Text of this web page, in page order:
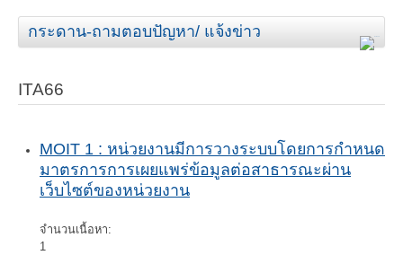
กระดาน-ถามตอบปัญหา/ แจ้งข่าว
ITA66
MOIT 1 : หน่วยงานมีการวางระบบโดยการกำหนด
มาตรการการเผยแพร่ข้อมูลต่อสาธารณะผ่าน
เว็บไซต์ของหน่วยงาน
จำนวนเนื้อหา:
1